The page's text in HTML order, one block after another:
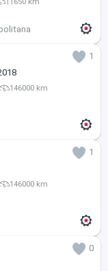
1
146000 km
1
146000 km
0